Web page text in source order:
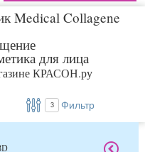
Medical Collagene
для лица
КРАСОН.ру
3 Фильтр